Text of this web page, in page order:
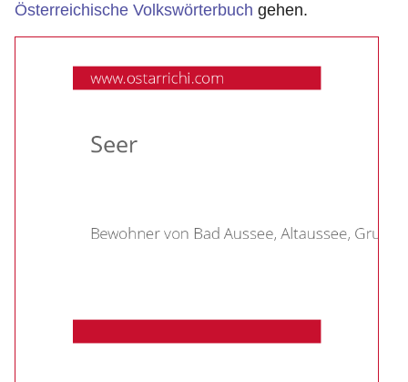
Österreichische Volkswörterbuch gehen.